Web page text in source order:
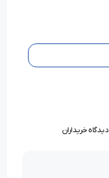
دیدگاه خریداران